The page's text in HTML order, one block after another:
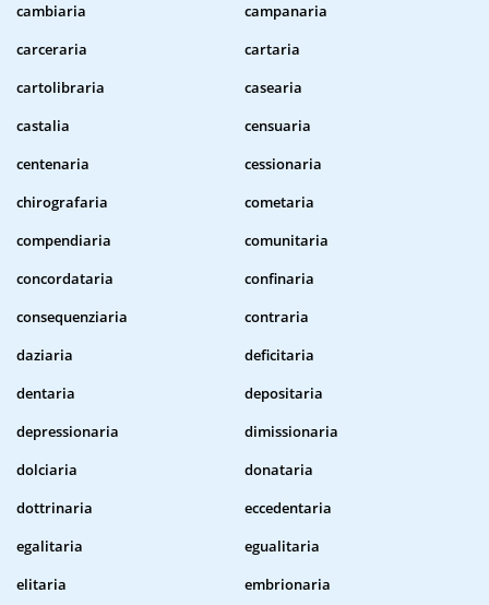
cambiaria
campanaria
carceraria
cartaria
cartolibraria
casearia
castalia
censuaria
centenaria
cessionaria
chirografaria
cometaria
compendiaria
comunitaria
concordataria
confinaria
consequenziaria
contraria
daziaria
deficitaria
dentaria
depositaria
depressionaria
dimissionaria
dolciaria
donataria
dottrinaria
eccedentaria
egalitaria
egualitaria
elitaria
embrionaria